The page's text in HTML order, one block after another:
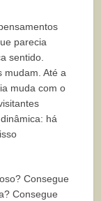
parecia
sentido.
mudam. Até a
muda com o
há
Consegue
Consegue